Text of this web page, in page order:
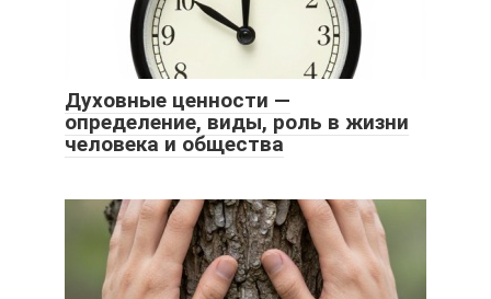
Духовные ценности —
определение, виды, роль в жизни
человека и общества